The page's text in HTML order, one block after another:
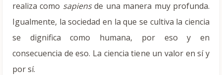
realiza como sapiensde una manera muy profunda.
Igualmente, la sociedad en la que se cultiva la ciencia
se dignifica como humana, por eso y en
consecuencia de eso. La ciencia tiene un valor en sí y
por sí.